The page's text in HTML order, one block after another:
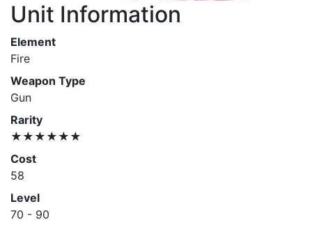
Unit Information
Element
Fire
Weapon Type
Gun
Rarity
★★★★★★
Cost
58
Level
70 - 90